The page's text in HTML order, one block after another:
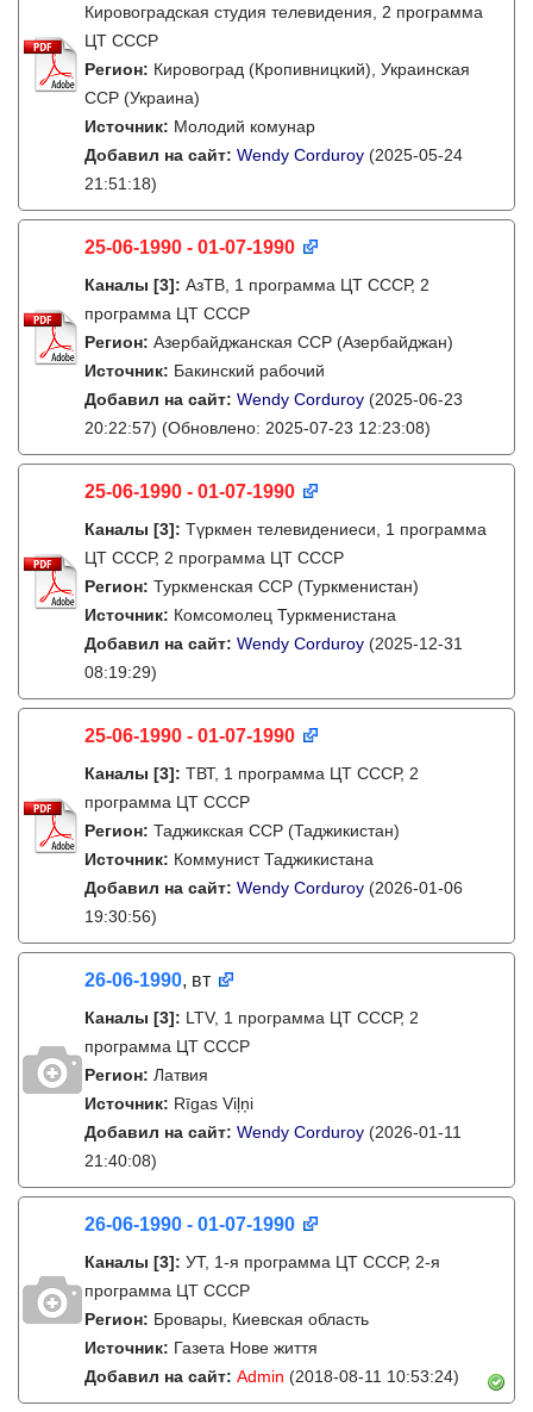
Кировоградская студия телевидения, 2 программа
ЦТ СССР
Регион: Кировоград (Кропивницкий), Украинская
ССР (Украина)
Источник: Молодий комунар
Добавил на сайт: Wendy Corduroy (2025-05-24
21:51:18)
25-06-1990 - 01-07-1990
Каналы [3]: АзТВ, 1 программа ЦТ СССР, 2
программа ЦТ СССР
Регион: Азербайджанская ССР (Азербайджан)
Источник: Бакинский рабочий
Добавил на сайт: Wendy Corduroy (2025-06-23
20:22:57) (Обновлено: 2025-07-23 12:23:08)
25-06-1990 - 01-07-1990
Каналы [3]: Түркмен телевидениеси, 1 программа
ЦТ СССР, 2 программа ЦТ СССР
Регион: Туркменская ССР (Туркменистан)
Источник: Комсомолец Туркменистана
Добавил на сайт: Wendy Corduroy (2025-12-31
08:19:29)
25-06-1990 - 01-07-1990
Каналы [3]: ТВТ, 1 программа ЦТ СССР, 2
программа ЦТ СССР
Регион: Таджикская ССР (Таджикистан)
Источник: Коммунист Таджикистана
Добавил на сайт: Wendy Corduroy (2026-01-06
19:30:56)
26-06-1990, вт
Каналы [3]: LTV, 1 программа ЦТ СССР, 2
программа ЦТ СССР
Регион: Латвия
Источник: Rīgas Viļņi
Добавил на сайт: Wendy Corduroy (2026-01-11
21:40:08)
26-06-1990 - 01-07-1990
Каналы [3]: УТ, 1-я программа ЦТ СССР, 2-я
программа ЦТ СССР
Регион: Бровары, Киевская область
Источник: Газета Нове життя
Добавил на сайт: Admin (2018-08-11 10:53:24)